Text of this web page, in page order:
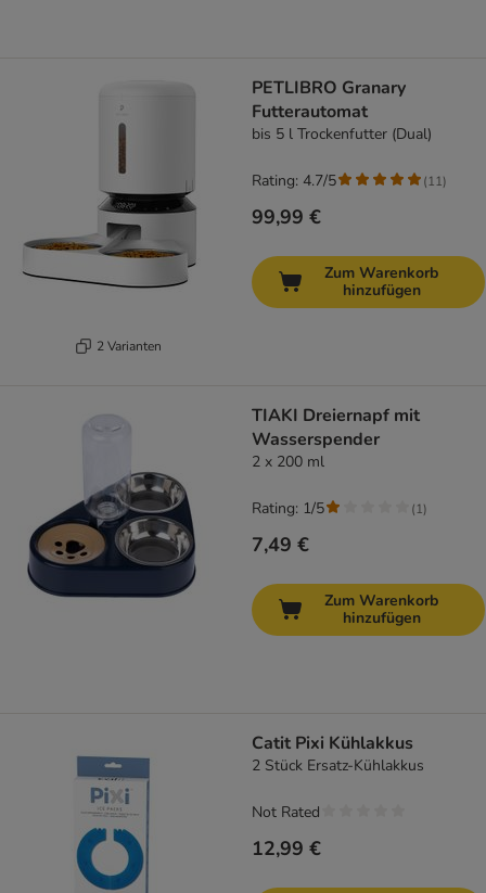
2 Varianten
PETLIBRO Granary
Futterautomat
bis 5 l Trockenfutter (Dual)
99,99 €
Rating: 4.7/5 (11)
Zum Warenkorb
hinzufügen
TIAKI Dreiernapf mit
Wasserspender
2 x 200 ml
7,49 €
Rating: 1/5 (1)
Zum Warenkorb
hinzufügen
Catit Pixi Kühlakkus
2 Stück Ersatz-Kühlakkus
12,99 €
Not Rated